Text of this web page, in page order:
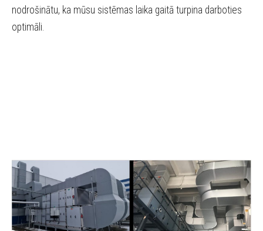
nodrošinātu, ka mūsu sistēmas laika gaitā turpina darboties
optimāli.